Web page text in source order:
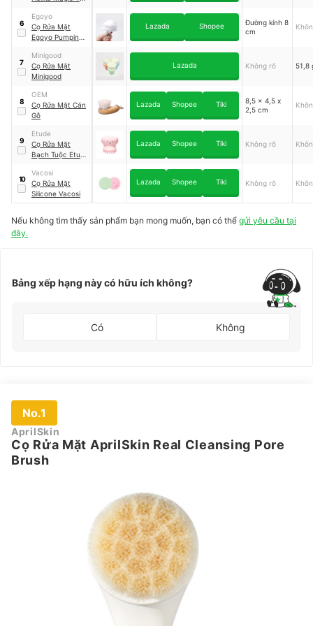
Brush
6
Egoyo
Cọ Rửa Mặt
Egoyo Pumping
Lazada Shopee
Đường kính 8
cm
7
Minigood
Cọ Rửa Mặt
Minigood
Lazada Không rõ 51,8
8
OEM
Cọ Rửa Mặt Cán
Gỗ
Lazada Shopee Tiki
8,5 x 4,5 x
2,5 cm
9
Etude
Cọ Rửa Mặt
Bạch Tuộc Etude
Lazada Shopee Tiki Không rõ
10
Vacosi
Cọ Rửa Mặt
Silicone Vacosi
Lazada Shopee Tiki Không rõ
Nếu không tìm thấy sản phẩm bạn mong muốn, bạn có thể gửi yêu cầu tại
đây.
Bảng xếp hạng này có hữu ích không?
Có Không
No.1
AprilSkin
Cọ Rửa Mặt AprilSkin Real Cleansing Pore
Brush